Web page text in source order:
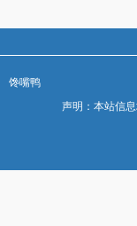
馋嘴鸭
声明：本站信